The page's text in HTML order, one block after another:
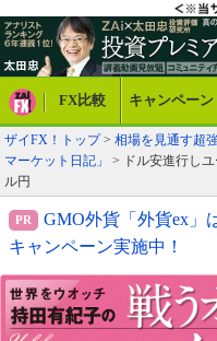
FX比較 キャンペーン
ザイFX！トップ> 相場を見通す超
マーケット日記」
> ドル安進行し
ル円
GMO外貨「外貨ex」
キャンペーン実施中！